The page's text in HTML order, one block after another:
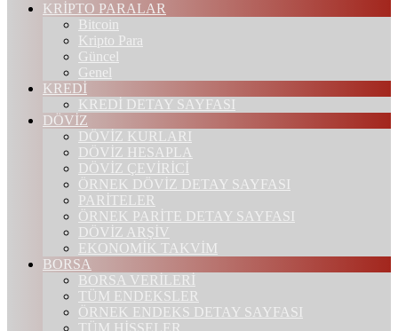
KRİPTO PARALAR
Bitcoin
Kripto Para
Güncel
Genel
KREDİ
KREDİ DETAY SAYFASI
DÖVİZ
DÖVİZ KURLARI
DÖVİZ HESAPLA
DÖVİZ ÇEVİRİCİ
ÖRNEK DÖVİZ DETAY SAYFASI
PARİTELER
ÖRNEK PARİTE DETAY SAYFASI
DÖVİZ ARŞİV
EKONOMİK TAKVİM
BORSA
BORSA VERİLERİ
TÜM ENDEKSLER
ÖRNEK ENDEKS DETAY SAYFASI
TÜM HİSSELER